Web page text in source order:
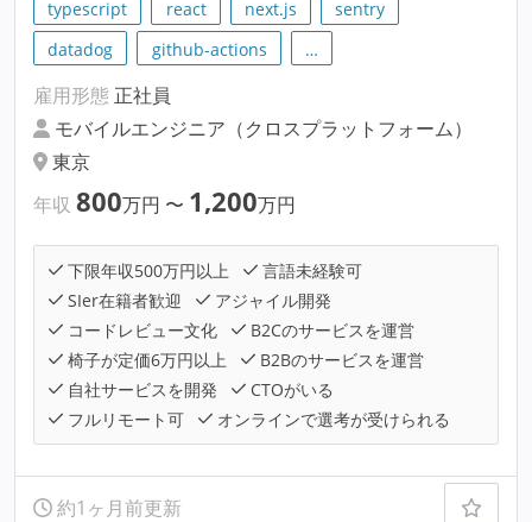
typescript react next.js
sentry
datadog
github-actions …
雇用形態 正社員
モバイルエンジニア（クロスプラットフォーム）
東京
年収 800万円 〜 1,200万円
下限年収500万円以上
言語未経験可
SIer在籍者歓迎
アジャイル開発
コードレビュー文化
B2Cのサービスを運営
椅子が定価6万円以上
B2Bのサービスを運営
自社サービスを開発
CTOがいる
フルリモート可
オンラインで選考が受けられる
約1ヶ月前更新